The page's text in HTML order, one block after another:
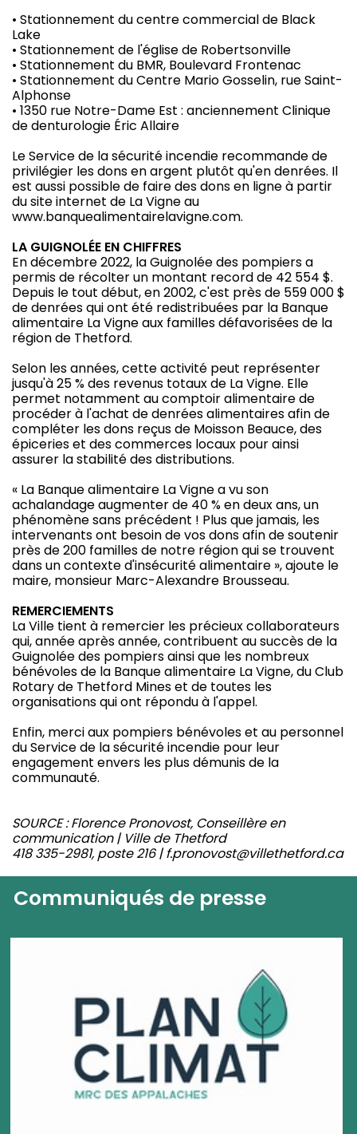
• Stationnement du centre commercial de Black
Lake
• Stationnement de l'église de Robertsonville
• Stationnement du BMR, Boulevard Frontenac
• Stationnement du Centre Mario Gosselin, rue Saint-
Alphonse
• 1350 rue Notre-Dame Est : anciennement Clinique
de denturologie Éric Allaire
Le Service de la sécurité incendie recommande de
privilégier les dons en argent plutôt qu'en denrées. Il
est aussi possible de faire des dons en ligne à partir
du site internet de La Vigne au
www.banquealimentairelavigne.com.
LA GUIGNOLÉE EN CHIFFRES
En décembre 2022, la Guignolée des pompiers a
permis de récolter un montant record de 42 554 $.
Depuis le tout début, en 2002, c'est près de 559 000 $
de denrées qui ont été redistribuées par la Banque
alimentaire La Vigne aux familles défavorisées de la
région de Thetford.
Selon les années, cette activité peut représenter
jusqu'à 25 % des revenus totaux de La Vigne. Elle
permet notamment au comptoir alimentaire de
procéder à l'achat de denrées alimentaires afin de
compléter les dons reçus de Moisson Beauce, des
épiceries et des commerces locaux pour ainsi
assurer la stabilité des distributions.
« La Banque alimentaire La Vigne a vu son
achalandage augmenter de 40 % en deux ans, un
phénomène sans précédent ! Plus que jamais, les
intervenants ont besoin de vos dons afin de soutenir
près de 200 familles de notre région qui se trouvent
dans un contexte d'insécurité alimentaire », ajoute le
maire, monsieur Marc-Alexandre Brousseau.
REMERCIEMENTS
La Ville tient à remercier les précieux collaborateurs
qui, année après année, contribuent au succès de la
Guignolée des pompiers ainsi que les nombreux
bénévoles de la Banque alimentaire La Vigne, du Club
Rotary de Thetford Mines et de toutes les
organisations qui ont répondu à l'appel.
Enfin, merci aux pompiers bénévoles et au personnel
du Service de la sécurité incendie pour leur
engagement envers les plus démunis de la
communauté.
SOURCE : Florence Pronovost, Conseillère en
communication | Ville de Thetford
418 335-2981, poste 216 | f.pronovost@villethetford.ca
Communiqués de presse